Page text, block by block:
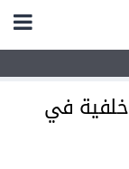
في